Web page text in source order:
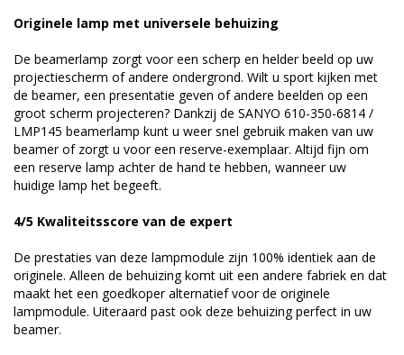
Originele lamp met universele behuizing
De beamerlamp zorgt voor een scherp en helder beeld op uw
projectiescherm of andere ondergrond. Wilt u sport kijken met
de beamer, een presentatie geven of andere beelden op een
groot scherm projecteren? Dankzij de SANYO 610-350-6814 /
LMP145 beamerlamp kunt u weer snel gebruik maken van uw
beamer of zorgt u voor een reserve-exemplaar. Altijd fijn om
een reserve lamp achter de hand te hebben, wanneer uw
huidige lamp het begeeft.
4/5 Kwaliteitsscore van de expert
De prestaties van deze lampmodule zijn 100% identiek aan de
originele. Alleen de behuizing komt uit een andere fabriek en dat
maakt het een goedkoper alternatief voor de originele
lampmodule. Uiteraard past ook deze behuizing perfect in uw
beamer.